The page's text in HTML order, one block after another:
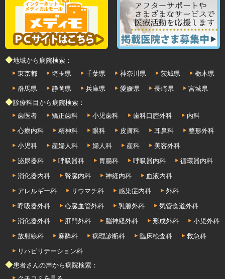
◆地域から病院検索：
東京都
埼玉県 千葉県 神奈川県 茨城県
栃木県
群馬県
静岡県 兵庫県 愛媛県 長崎県
宮城県
◆診療科目から病院検索：
歯医者
矯正歯科 小児歯科 歯科口腔外科
内科
心療内科
精神科 眼科 皮膚科 耳鼻科
整形外科
小児科
産婦人科 婦人科 産科
美容外科
泌尿器科
呼吸器科 胃腸科 呼吸器内科
循環器内科
消化器内科
腎臓内科 神経内科
血液内科
アレルギー科
リウマチ科 感染症内科
外科
呼吸器外科
心臓血管外科 乳腺外科
気管食道外科
消化器外科
肛門外科 脳神経外科 形成外科
小児外科
放射線科
麻酔科 病理診断科 臨床検査科
救急科
リハビリテーション科
◆患者さんの声から病院検索：